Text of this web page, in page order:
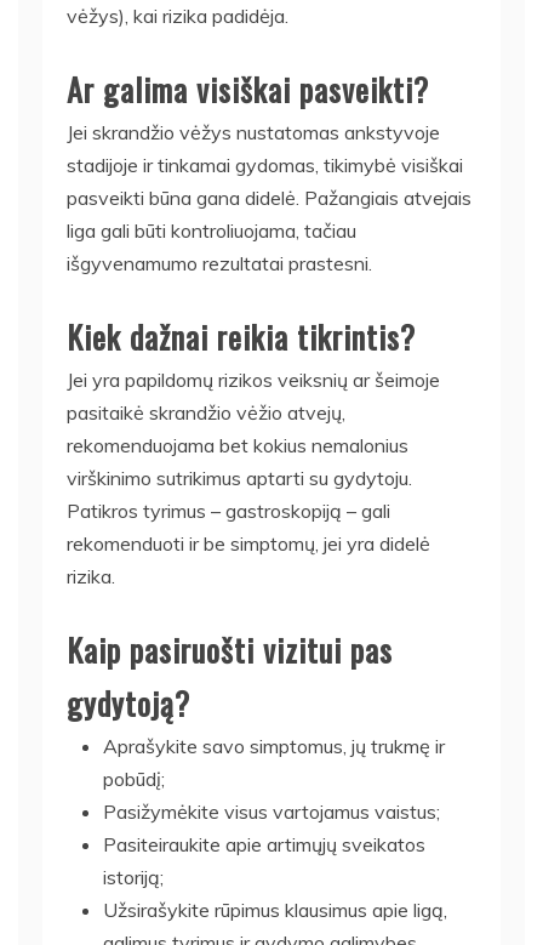
vėžys), kai rizika padidėja.
Ar galima visiškai pasveikti?
Jei skrandžio vėžys nustatomas ankstyvoje
stadijoje ir tinkamai gydomas, tikimybė visiškai
pasveikti būna gana didelė. Pažangiais atvejais
liga gali būti kontroliuojama, tačiau
išgyvenamumo rezultatai prastesni.
Kiek dažnai reikia tikrintis?
Jei yra papildomų rizikos veiksnių ar šeimoje
pasitaikė skrandžio vėžio atvejų,
rekomenduojama bet kokius nemalonius
virškinimo sutrikimus aptarti su gydytoju.
Patikros tyrimus – gastroskopiją – gali
rekomenduoti ir be simptomų, jei yra didelė
rizika.
Kaip pasiruošti vizitui pas
gydytoją?
Aprašykite savo simptomus, jų trukmę ir
pobūdį;
Pasižymėkite visus vartojamus vaistus;
Pasiteiraukite apie artimųjų sveikatos
istoriją;
Užsirašykite rūpimus klausimus apie ligą,